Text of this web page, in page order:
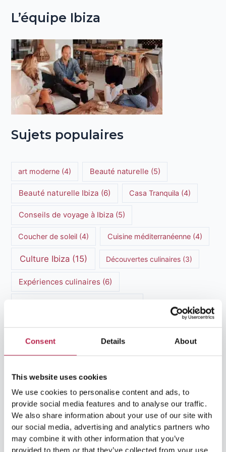
Consent Details About
This website uses cookies
We use cookies to personalise content and ads, to
provide social media features and to analyse our traffic.
We also share information about your use of our site with
our social media, advertising and analytics partners who
may combine it with other information that you’ve
provided to them or that they’ve collected from your use
L’équipe Ibiza
Sujets populaires
art moderne (4) Beauté naturelle (5)
Beauté naturelle Ibiza (6) Casa Tranquila (4)
Conseils de voyage à Ibiza(5)
Coucher de soleil (4) Cuisine méditerranéenne(4)
Culture Ibiza(15) Découvertes culinaires (3)
Expériences culinaires (6)
Ibiza historique (3)
Location d'une villa de luxe(8)
Location de bateaux à Ibiza(14)